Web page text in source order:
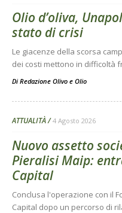
Olio d’oliva,
stato di crisi
Le giacenze della scorsa
dei costi mettono in difficoltà
Di Redazione Olivo e Olio
ATTUALITÀ 4 Agosto 2026
Nuovo assetto
Pieralisi Maip:
Capital
Conclusa l'operazione con il
Capital dopo un percorso di